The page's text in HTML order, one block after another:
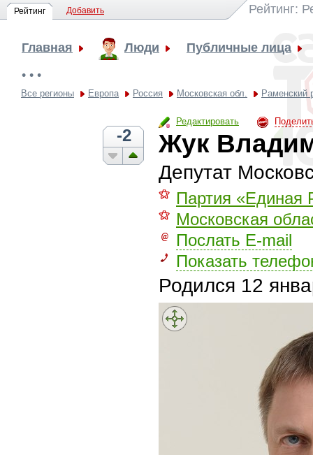
Рейтинг Добавить Рейтинг:
Главная Люди Публичные лица
• • •
Все регионы Европа Россия Московская обл. Раменский
Редактировать
-2 Жук
Депутат
⚝ Партия «Единая
⚝
Московская
Послать E-mail
Показать
Родился 12